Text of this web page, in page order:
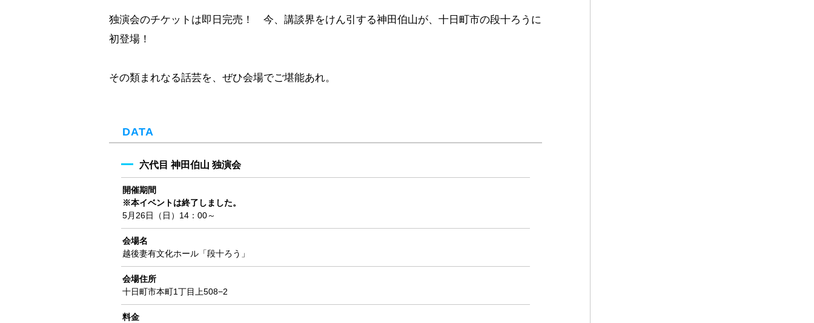
独演会のチケットは即日完売！ 今、講談界をけん引する神田伯山が、十日町市の段十ろうに
初登場！
その類まれなる話芸を、ぜひ会場でご堪能あれ。
DATA
六代目 神田伯山 独演会
開催期間
※本イベントは終了しました。
5月26日（日）14：00～
会場名
越後妻有文化ホール「段十ろう」
会場住所
十日町市本町1丁目上508−2
料金